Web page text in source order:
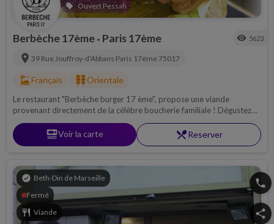
local_offer Ouvert Pessah
Berbèche 17ème • Paris 17ème visibility 5623
location_on 39 Rue Jouffroy-d'Abbans Paris 17ème 75017
dinner_diningFrançais kebab_diningOrientale
Le restaurant "Berbèche burger 17 ème", propose une viande
provenant directement de la célèbre boucherie familiale ! Dégustez
des mets incroyables au coeur d'une déco inspirée des authentiques
bistrots parisiens.
set_mealVoir la carte restaurant_menuReserver
verified Beth-Din de Marseille
Fermé
restaurant Viande
phone
share